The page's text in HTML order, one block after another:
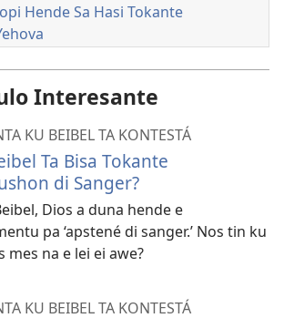
Hende Sa Hasi Tokante
Interesante
KU BEIBEL TA KONTESTÁ
Ta Bisa Tokante
di Sanger?
Dios a duna hende e
pa ‘apstené di sanger.’ Nos tin ku
mes na e lei ei awe?
KU BEIBEL TA KONTESTÁ